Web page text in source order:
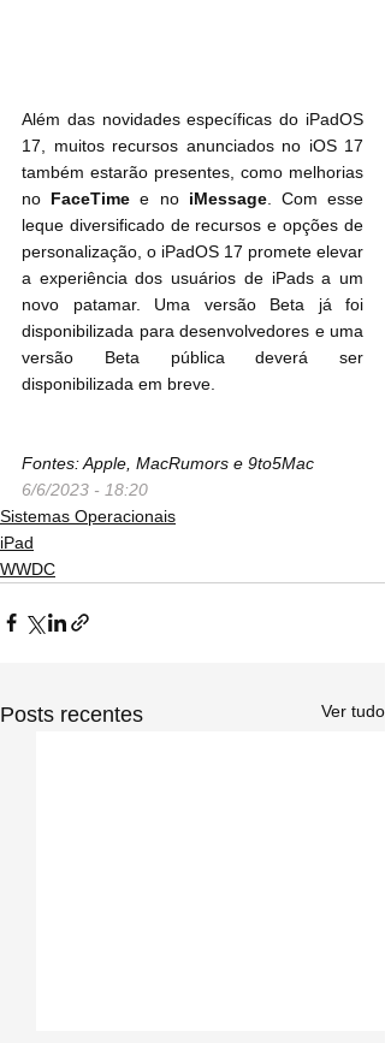
Além das novidades específicas do iPadOS
17, muitos recursos anunciados no iOS 17
também estarão presentes, como melhorias
no FaceTime e no iMessage. Com esse
leque diversificado de recursos e opções de
personalização, o iPadOS 17 promete elevar
a experiência dos usuários de iPads a um
novo patamar. Uma versão Beta já foi
disponibilizada para desenvolvedores e uma
versão Beta pública deverá ser
disponibilizada em breve.
Fontes: Apple, MacRumors e 9to5Mac
6/6/2023 - 18:20
Sistemas Operacionais
iPad
WWDC
Posts recentes Ver tudo